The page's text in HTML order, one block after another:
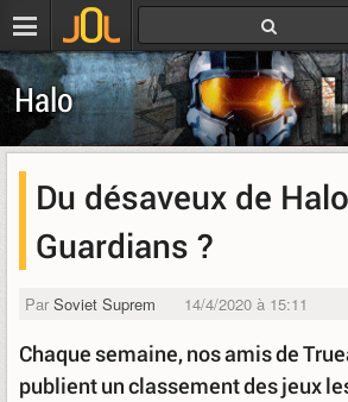
Halo
Du désaveux de
Guardians ?
Par Soviet Suprem 14/4/2020 à 15:11
Chaque semaine, nos amis de
publient un classement des jeux